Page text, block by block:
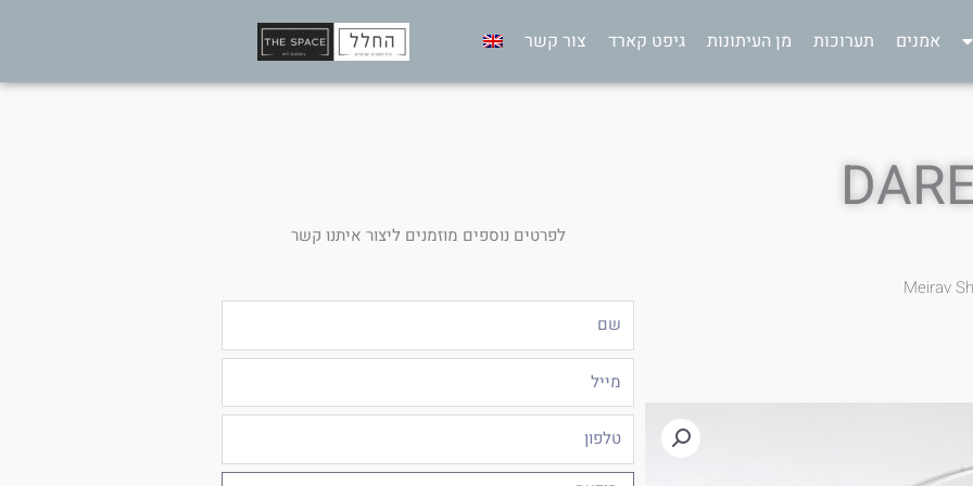
אמנים תערוכות מן העיתונות גיפט קארד צור קשר
Meirav
לפרטים נוספים מוזמנים ליצור איתנו קשר
טלפון